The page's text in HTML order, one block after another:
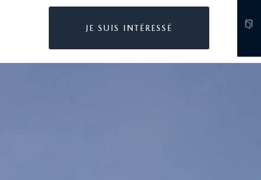
JE SUIS INTÉRESSÉ